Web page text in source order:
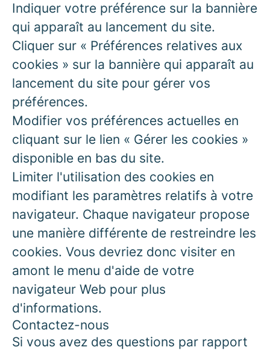
Indiquer votre préférence sur la bannière
qui apparaît au lancement du site.
Cliquer sur « Préférences relatives aux
cookies » sur la bannière qui apparaît au
lancement du site pour gérer vos
préférences.
Modifier vos préférences actuelles en
cliquant sur le lien « Gérer les cookies »
disponible en bas du site.
Limiter l'utilisation des cookies en
modifiant les paramètres relatifs à votre
navigateur. Chaque navigateur propose
une manière différente de restreindre les
cookies. Vous devriez donc visiter en
amont le menu d'aide de votre
navigateur Web pour plus
d'informations.
Contactez-nous
Si vous avez des questions par rapport